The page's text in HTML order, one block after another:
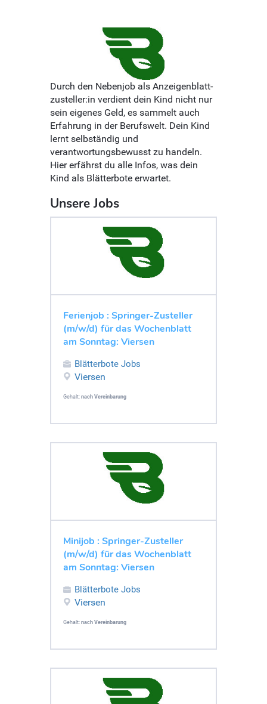
Durch den Nebenjob als Anzeigenblatt­
zusteller:in verdient dein Kind nicht nur
sein eigenes Geld, es sammelt auch
Erfahrung in der Berufswelt. Dein Kind
lernt selbständig und
verantwortungsbewusst zu handeln.
Hier erfährst du alle Infos, was dein
Kind als Blätterbote erwartet.
Unsere Jobs
Ferienjob : Springer-Zusteller
(m/w/d) für das Wochenblatt
am Sonntag: Viersen
Blätterbote Jobs
Viersen
Gehalt: nach Vereinbarung
Minijob : Springer-Zusteller
(m/w/d) für das Wochenblatt
am Sonntag: Viersen
Blätterbote Jobs
Viersen
Gehalt: nach Vereinbarung